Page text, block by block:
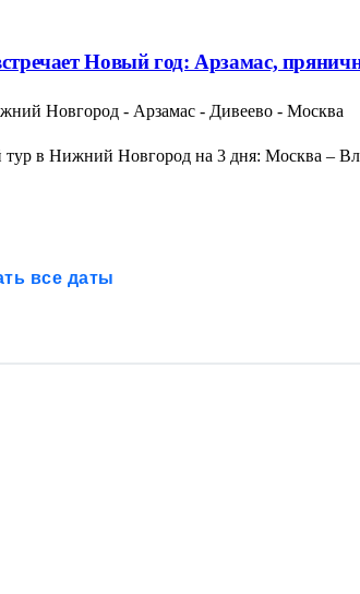
Новый год: Арзамас,
Новгород - Арзамас - Дивеево - Москва
тур в Нижний Новгород на 3 дня: Москва –
все даты